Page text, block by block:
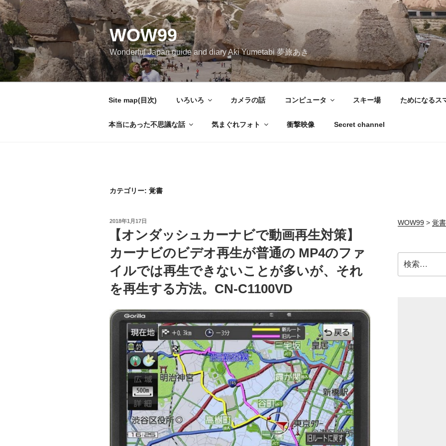
コ
ン
テ
ン
ツ
へ
ス
WOW99
Wonderful Japan guide and diary Aki Yumetabi 夢旅あき
Site map(目次) いろいろ カメラの話 コンピュータ スキー場 ためになるス
本当にあった不思議な話 気まぐれフォト 衝撃映像 Secret channel
カテゴリー: 覚書
投
2018年1月17日
【オンダッシュカーナビで動画再生対策】
カーナビのビデオ再生が普通の MP4のファ
イルでは再生できないことが多いが、それ
を再生する方法。CN-C1100VD
WOW99> 覚書
索: